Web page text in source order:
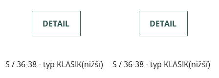
DETAIL
S / 36-38 - typ KLASIK(nižší) M / 39-41- typ KLASIK(nižší)
DETAIL
S / 36-38 - typ KLASIK(nižší)